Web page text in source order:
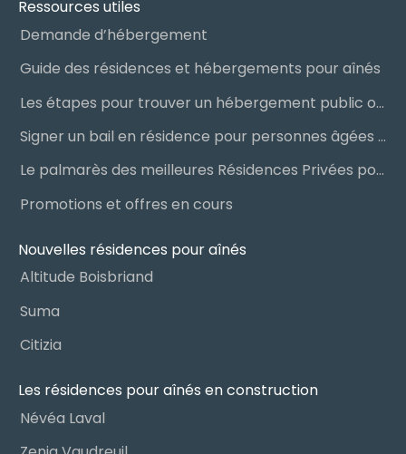
Ressources utiles
Demande d’hébergement
Guide des résidences et hébergements pour aînés
Les étapes pour trouver un hébergement public ou privé
Signer un bail en résidence pour personnes âgées (RPA) : ce qu’il faut savoir
Le palmarès des meilleures Résidences Privées pour Aînés (RPA)
Promotions et offres en cours
Nouvelles résidences pour aînés
Altitude Boisbriand
Suma
Citizia
Les résidences pour aînés en construction
Névéa Laval